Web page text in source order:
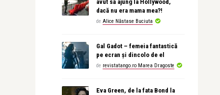
avut să ajung la Hollywood,
dacă nu era mama mea?!
de Alice Năstase Buciuta
Gal Gadot – femeia fantastică
pe ecran și dincolo de el
de revistatango.ro Marea Dragoste
Eva Green, de la fata Bond la